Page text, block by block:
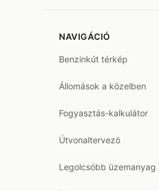
NAVIGÁCIÓ
Benzinkút térkép
Állomások a közelben
Fogyasztás-kalkulátor
Útvonaltervező
Legolcsóbb üzemanyag